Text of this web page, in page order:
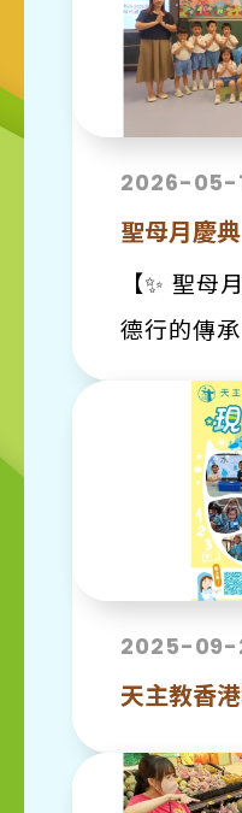
同學們近
師的工作
敏銳的聽
手，精準地
符，同學
服。這堂
認識了調音
不了對夢
教育，引
欣賞多元
異，活出
彩人生！❤️
https://
2026-05-
【✨ 聖母
德行的傳
聖母月，
寵與愛！
了慶典活
家長走進
們一起感
溫柔與榜
點： ​角色
們透過演
德行。 ​虔
2025-09-